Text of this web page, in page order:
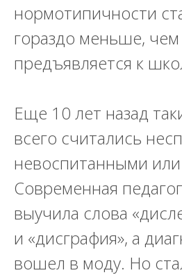
нормотипичности
гораздо меньше, чем
предъявляется к
Еще 10 лет назад
всего считались
невоспитанными
Современная
выучила слова
и «дисграфия», а
вошел в моду. Но